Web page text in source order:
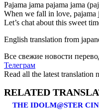
Pajama jama pajama jama
When we fall in love, pajama
Let’s chat about this sweet
English translation from
Все свежие новости
Телеграм
Read all the latest translation
RELATED
THE IDOLM@STER